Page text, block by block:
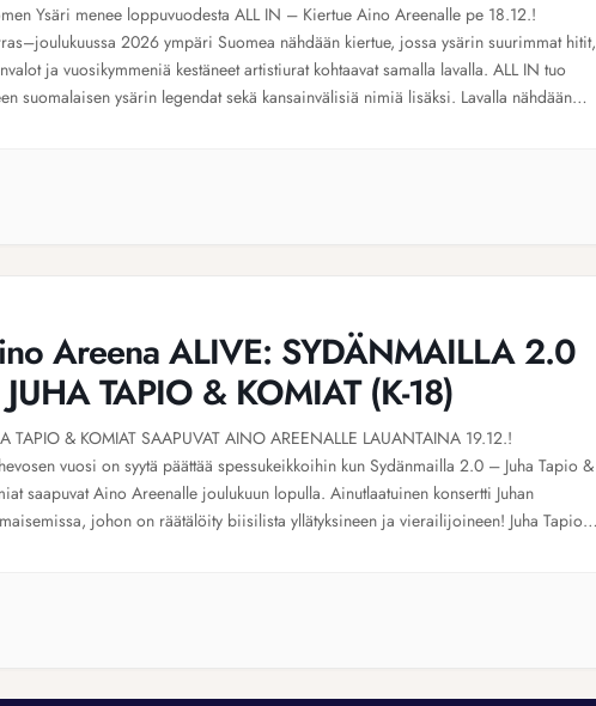
Ysäri menee loppuvuodesta ALL IN – Kiertue Aino Areenalle pe 18.12.!
2026 ympäri Suomea nähdään kiertue, jossa ysärin suurimmat hitit,
ja vuosikymmeniä kestäneet artistiurat kohtaavat samalla lavalla. ALL IN tuo
suomalaisen ysärin legendat sekä kansainvälisiä nimiä lisäksi. Lavalla nähdään
Areena ALIVE: SYDÄNMAILLA 2.0
TAPIO & KOMIAT (K-18)
TAPIO & KOMIAT SAAPUVAT AINO AREENALLE LAUANTAINA 19.12.!
vuosi on syytä päättää spessukeikkoihin kun Sydänmailla 2.0 – Juha Tapio &
saapuvat Aino Areenalle joulukuun lopulla. Ainutlaatuinen konsertti Juhan
johon on räätälöity biisilista yllätyksineen ja vierailijoineen! Juha Tapio